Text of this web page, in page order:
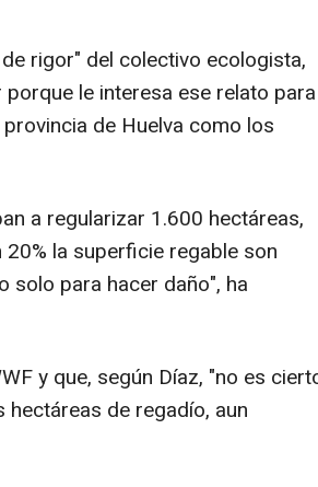
rigor" del colectivo ecologista,
le interesa ese relato para
de Huelva como los
a regularizar 1.600 hectáreas,
la superficie regable son
solo para hacer daño", ha
y que, según Díaz, "no es
de regadío, aun